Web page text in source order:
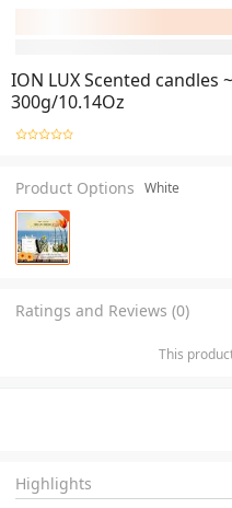
ION LUX Scented candles
300g/10.14Oz
Product Options White
Ratings and Reviews (0)
This
Highlights